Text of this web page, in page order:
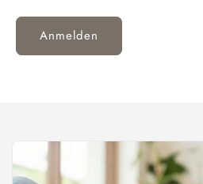
Anmelden